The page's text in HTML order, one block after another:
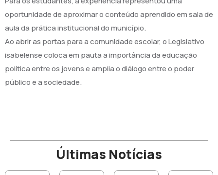
oportunidade de aproximar o conteúdo aprendido em sala de
aula da prática institucional do município.
Ao abrir as portas para a comunidade escolar, o Legislativo
isabelense coloca em pauta a importância da educação
política entre os jovens e amplia o diálogo entre o poder
público e a sociedade.
Últimas Notícias